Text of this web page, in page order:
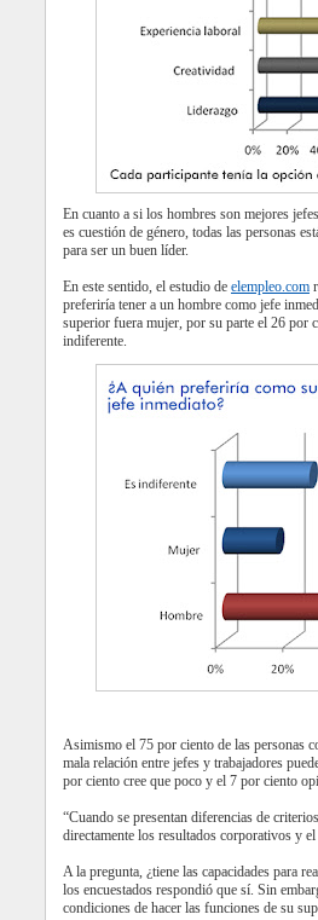
En cuanto a si los hombres son mejores
es cuestión de género, todas las personas
para ser un buen líder.
En este sentido, el estudio de elempleo.com
preferiría tener a un hombre como jefe
superior fuera mujer, por su parte el 26 por
indiferente.
Asimismo el 75 por ciento de las personas
mala relación entre jefes y trabajadores
por ciento cree que poco y el 7 por ciento
“Cuando se presentan diferencias de
directamente los resultados corporativos y
A la pregunta, ¿tiene las capacidades para
los encuestados respondió que sí. Sin
condiciones de hacer las funciones de su